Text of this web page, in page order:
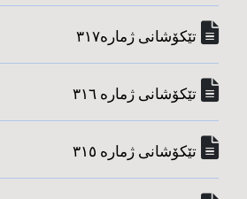
تێکۆشانی ژماره‌٣١٧
تێکۆشانی ژماره‌ ٣١٦
تێکۆشانی ژماره‌ ٣١٥